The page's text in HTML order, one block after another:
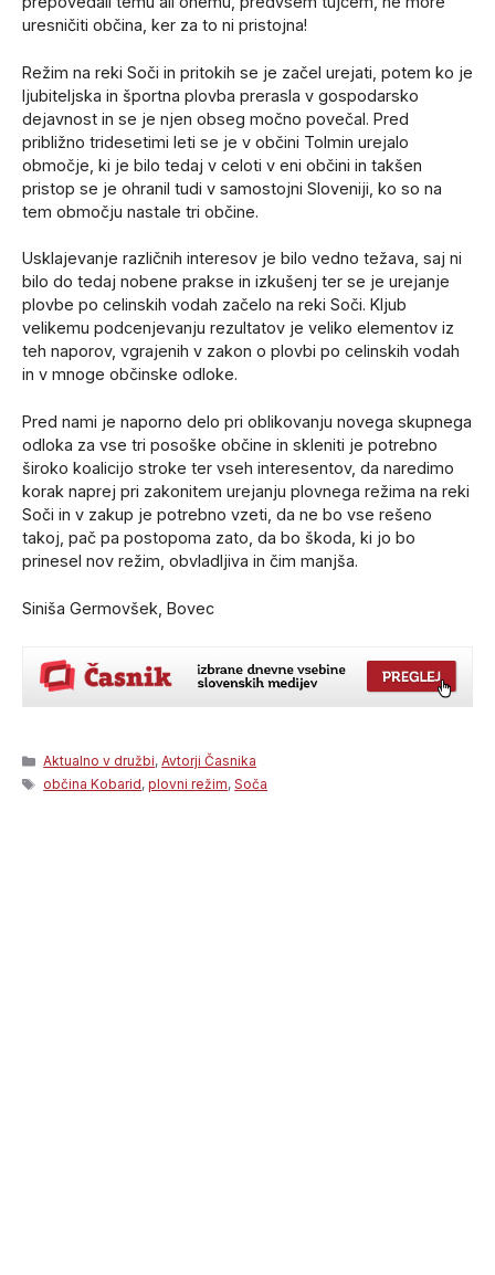
uresničiti občina, ker za to ni pristojna!
Režim na reki Soči in pritokih se je začel urejati, potem ko je
ljubiteljska in športna plovba prerasla v gospodarsko
dejavnost in se je njen obseg močno povečal. Pred
približno tridesetimi leti se je v občini Tolmin urejalo
območje, ki je bilo tedaj v celoti v eni občini in takšen
pristop se je ohranil tudi v samostojni Sloveniji, ko so na
tem območju nastale tri občine.
Usklajevanje različnih interesov je bilo vedno težava, saj ni
bilo do tedaj nobene prakse in izkušenj ter se je urejanje
plovbe po celinskih vodah začelo na reki Soči. Kljub
velikemu podcenjevanju rezultatov je veliko elementov iz
teh naporov, vgrajenih v zakon o plovbi po celinskih vodah
in v mnoge občinske odloke.
Pred nami je naporno delo pri oblikovanju novega skupnega
odloka za vse tri posoške občine in skleniti je potrebno
široko koalicijo stroke ter vseh interesentov, da naredimo
korak naprej pri zakonitem urejanju plovnega režima na reki
Soči in v zakup je potrebno vzeti, da ne bo vse rešeno
takoj, pač pa postopoma zato, da bo škoda, ki jo bo
prinesel nov režim, obvladljiva in čim manjša.
Siniša Germovšek, Bovec
Categories
Aktualno v družbi,Avtorji Časnika
Tags
občina Kobarid,plovni režim,Soča